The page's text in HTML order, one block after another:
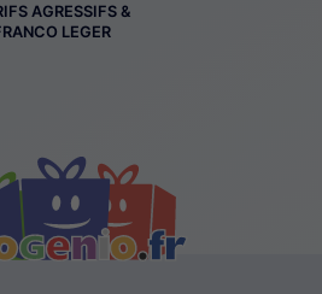
AGRESSIFS &
LEGER